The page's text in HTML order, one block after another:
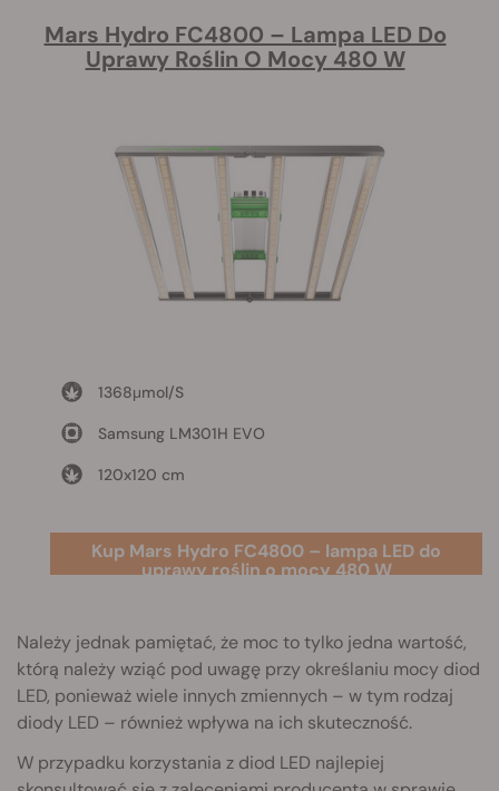
Mars Hydro FC4800 – Lampa LED Do
Uprawy Roślin O Mocy 480 W
1368μmol/S
Samsung LM301H EVO
120x120 cm
Kup Mars Hydro FC4800 – lampa LED do
uprawy roślin o mocy 480 W
Należy jednak pamiętać, że moc to tylko jedna wartość,
którą należy wziąć pod uwagę przy określaniu mocy diod
LED, ponieważ wiele innych zmiennych – w tym rodzaj
diody LED – również wpływa na ich skuteczność.
W przypadku korzystania z diod LED najlepiej